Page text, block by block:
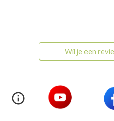
Wil je een